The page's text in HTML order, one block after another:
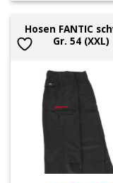
Hosen FANTIC
Gr. 54 (XXL)